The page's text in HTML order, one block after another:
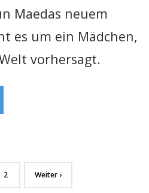
Maedas neuem
es um ein Mädchen,
vorhersagt.
2 Weiter ›